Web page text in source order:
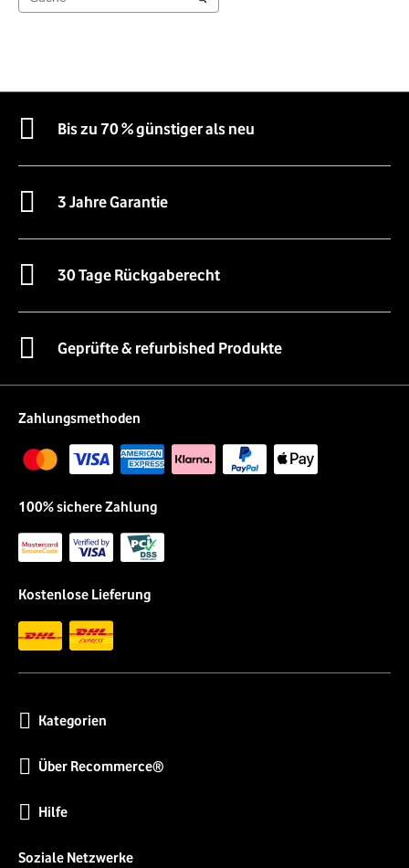
Bis zu 70 % günstiger als neu
3 Jahre Garantie
30 Tage Rückgaberecht
Geprüfte & refurbished Produkte
Zahlungsmethoden
100% sichere Zahlung
Kostenlose Lieferung
Kategorien
Über Recommerce®
Hilfe
Soziale Netzwerke